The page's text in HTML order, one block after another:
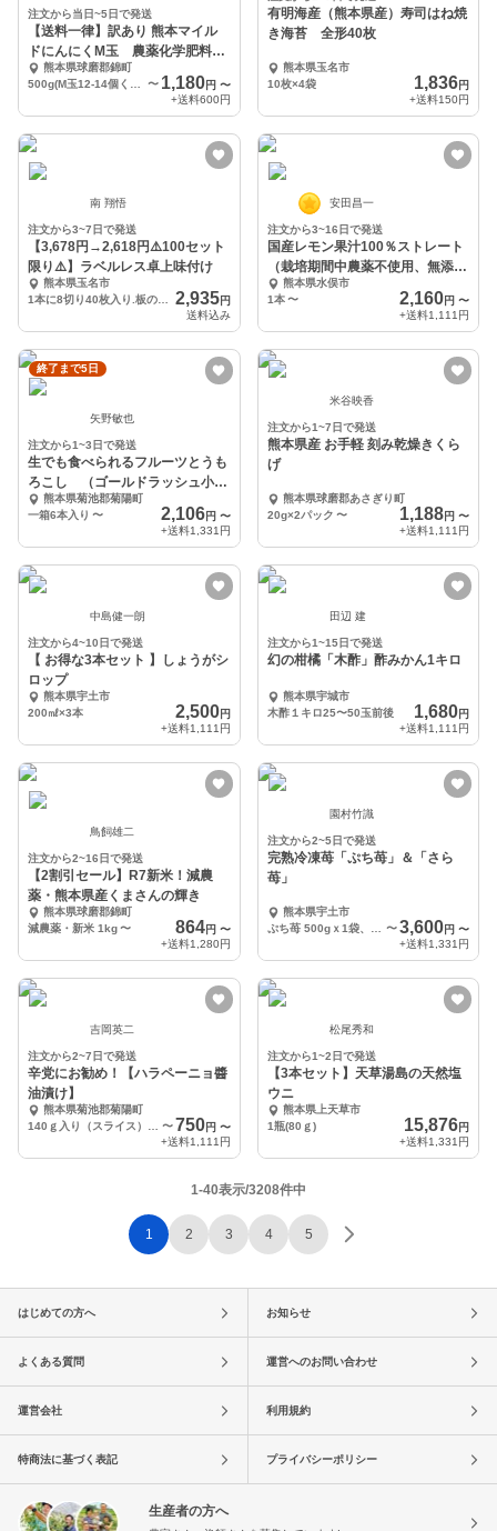
注文から当日~5日で発送
【送料一律】訳あり 熊本マイル
ドにんにくM玉 農薬化学肥料不
使用熊本県球磨郡錦町
〜 1,180円 〜
+送料600円
有明海産（熊本県産）寿司はね焼
き海苔 全形40枚
熊本県玉名市
10枚×4袋
1,836円
+送料150円
南 翔悟
注文から3~7日で発送
【3,678円→2,618円⚠️100セット
限り⚠️】ラベルレス卓上味付け
熊本県玉名市
2,935円
送料込み
安田昌一
注文から3~16日で発送
国産レモン果汁100％ストレート
（栽培期間中農薬不使用、無添
加）熊本県水俣市
1本 〜 2,160円 〜
+送料1,111円
終了まで5日
矢野敏也
注文から1~3日で発送
生でも食べられるフルーツとうも
ろこし （ゴールドラッシュ小さ
めサイズ）
熊本県菊池郡菊陽町
一箱6本入り 〜 2,106円 〜
+送料1,331円
米谷映香
注文から1~7日で発送
熊本県産 お手軽 刻み乾燥きくら
げ
熊本県球磨郡あさぎり町
20g×2パック 〜 1,188円 〜
+送料1,111円
中島健一朗
注文から4~10日で発送
【 お得な3本セット 】しょうがシ
ロップ
熊本県宇土市
200㎖×3本
2,500円
+送料1,111円
田辺 建
注文から1~15日で発送
幻の柑橘「木酢」酢みかん1キロ
熊本県宇城市
木酢１キロ25〜50玉前後
1,680円
+送料1,111円
鳥飼雄二
注文から2~16日で発送
【2割引セール】R7新米！減農
薬・熊本県産くまさんの輝き
熊本県球磨郡錦町
減農薬・新米 1kg〜 864円 〜
+送料1,280円
園村竹識
注文から2~5日で発送
完熟冷凍苺「ぷち苺」＆「さら
苺」
熊本県宇土市
〜3,600円 〜
+送料1,331円
吉岡英二
注文から2~7日で発送
辛党にお勧め！【ハラペーニョ醬
油漬け】
熊本県菊池郡菊陽町
〜 750円 〜
+送料1,111円
松尾秀和
注文から1~2日で発送
【3本セット】天草湯島の天然塩
ウニ
熊本県上天草市
1瓶(80ｇ)
15,876円
+送料1,331円
1-40表示/3208件中
1 2 3 4 5
はじめての方へ お知らせ
よくある質問 運営へのお問い合わせ
運営会社 利用規約
特商法に基づく表記 プライバシーポリシー
生産者の方へ